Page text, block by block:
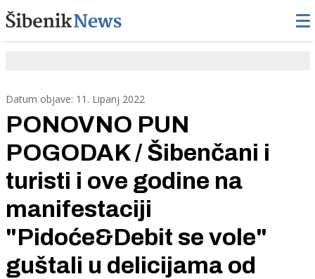
Datum objave: 11. Lipanj 2022
PONOVNO PUN
POGODAK / Šibenčani i
turisti i ove godine na
manifestaciji
"Pidoće&Debit se vole"
guštali u delicijama od